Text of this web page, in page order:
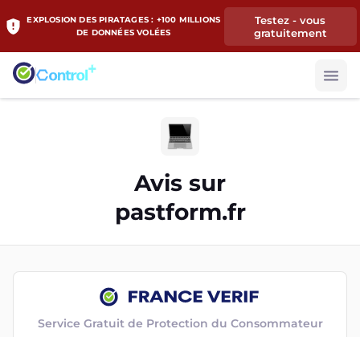
EXPLOSION DES PIRATAGES : +100 MILLIONS
DE DONNÉES VOLÉES
Testez - vous
gratuitement
Avis sur
pastform.fr
Service Gratuit de Protection du Consommateur